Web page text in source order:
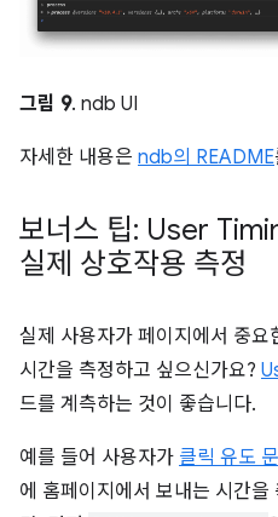
그림 9. ndb UI
자세한 내용은 ndb의 README
보너스 팁: User
실제 상호작용 측정
실제 사용자가 페이지에서 중
시간을 측정하고 싶으신가요?
드를 계측하는 것이 좋습니다.
예를 들어 사용자가 클릭 유도
에 홈페이지에서 보내는 시간을